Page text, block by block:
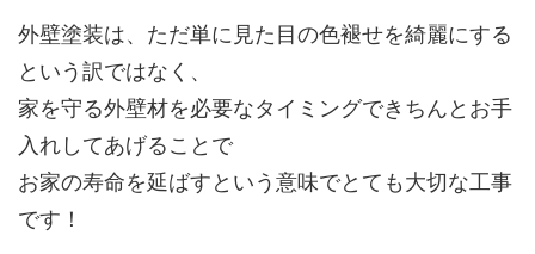
外壁塗装は、ただ単に見た目の色褪せを綺麗にする
という訳ではなく、
家を守る外壁材を必要なタイミングできちんとお手
入れしてあげることで
お家の寿命を延ばすという意味でとても大切な工事
です！